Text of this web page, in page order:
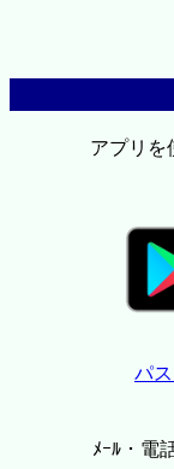
アプリを
パ
ﾒｰﾙ・電